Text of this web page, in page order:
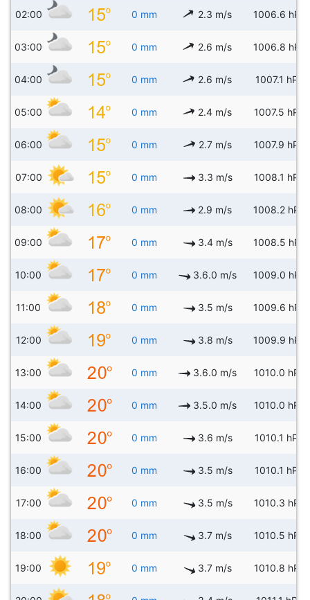
02:00 0 mm 2.3 m/s 1006.6 hPa
03:00 0 mm 2.6 m/s 1006.8 hPa
04:00 0 mm 2.6 m/s 1007.1 hPa
05:00 0 mm 2.4 m/s 1007.5 hPa
06:00 0 mm 2.7 m/s 1007.9 hPa
07:00 0 mm 3.3 m/s 1008.1 hPa
08:00 0 mm 2.9 m/s 1008.2 hPa
09:00 0 mm 3.4 m/s 1008.5 hPa
10:00 0 mm 3.6.0 m/s 1009.0 hPa
11:00 0 mm 3.5 m/s 1009.6 hPa
12:00 0 mm 3.8 m/s 1009.9 hPa
13:00 0 mm 3.6.0 m/s 1010.0 hPa
14:00 0 mm 3.5.0 m/s 1010.0 hPa
15:00 0 mm 3.6 m/s 1010.1 hPa
16:00 0 mm 3.5 m/s 1010.1 hPa
17:00 0 mm 3.5 m/s 1010.3 hPa
18:00 0 mm 3.7 m/s 1010.5 hPa
19:00 0 mm 3.7 m/s 1010.8 hPa